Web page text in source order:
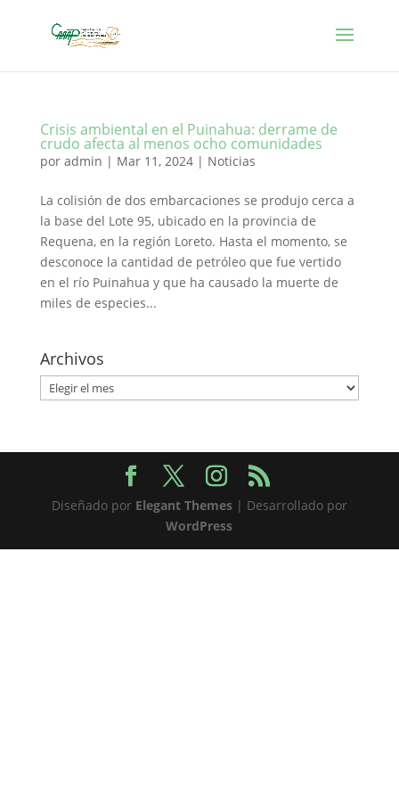
Crisis ambiental en el Puinahua: derrame de
crudo afecta al menos ocho comunidades
por admin | Mar 11, 2024| Noticias
La colisión de dos embarcaciones se produjo cerca a
la base del Lote 95, ubicado en la provincia de
Requena, en la región Loreto. Hasta el momento, se
desconoce la cantidad de petróleo que fue vertido
en el río Puinahua y que ha causado la muerte de
miles de especies...
Archivos
Archivos
Diseñado por Elegant Themes| Desarrollado por
WordPress